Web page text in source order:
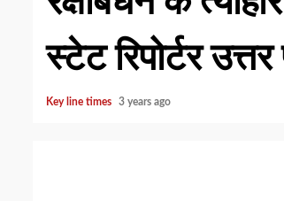
स्टेट रिपोर्टर
Key line times 3 years ago